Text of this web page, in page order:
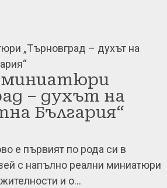
– дyхът нa
Бългapия“
е първият по рода си в
с напълно реални миниатюри
и о...